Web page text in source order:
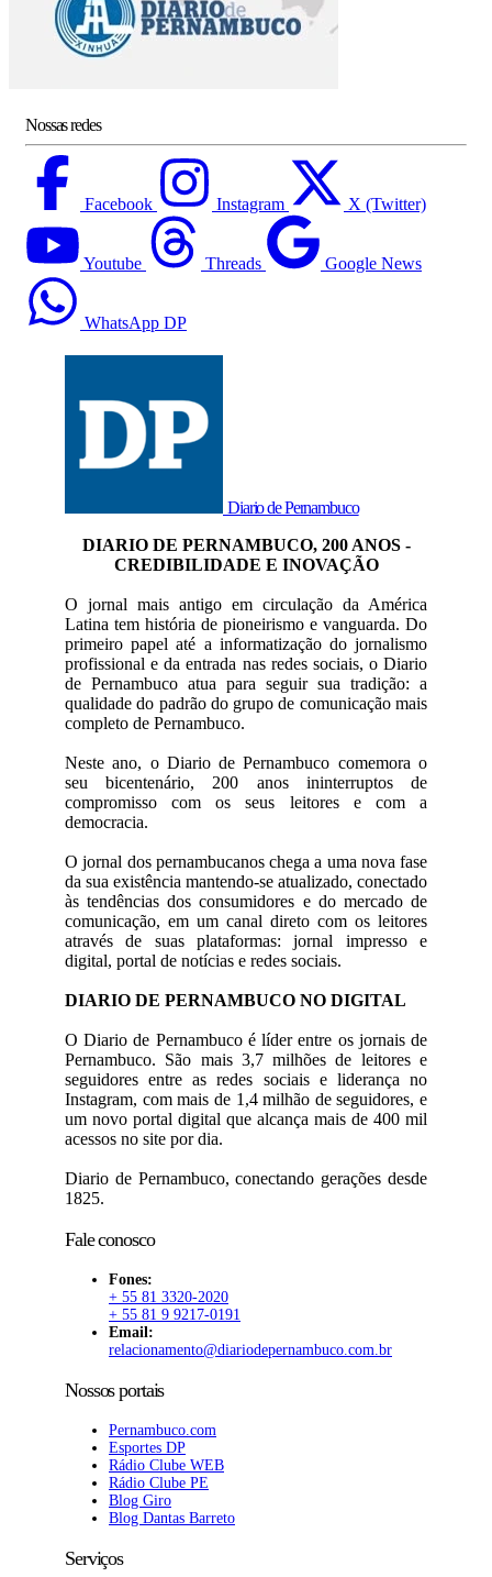
Nossas redes
Facebook Instagram X (Twitter)
Youtube Threads Google News
WhatsApp DP
Diario de Pernambuco
DIARIO DE PERNAMBUCO, 200 ANOS -
CREDIBILIDADE E INOVAÇÃO
O jornal mais antigo em circulação da América
Latina tem história de pioneirismo e vanguarda. Do
primeiro papel até a informatização do jornalismo
profissional e da entrada nas redes sociais, o Diario
de Pernambuco atua para seguir sua tradição: a
qualidade do padrão do grupo de comunicação mais
completo de Pernambuco.
Neste ano, o Diario de Pernambuco comemora o
seu bicentenário, 200 anos ininterruptos de
compromisso com os seus leitores e com a
democracia.
O jornal dos pernambucanos chega a uma nova fase
da sua existência mantendo-se atualizado, conectado
às tendências dos consumidores e do mercado de
comunicação, em um canal direto com os leitores
através de suas plataformas: jornal impresso e
digital, portal de notícias e redes sociais.
DIARIO DE PERNAMBUCO NO DIGITAL
O Diario de Pernambuco é líder entre os jornais de
Pernambuco. São mais 3,7 milhões de leitores e
seguidores entre as redes sociais e liderança no
Instagram, com mais de 1,4 milhão de seguidores, e
um novo portal digital que alcança mais de 400 mil
acessos no site por dia.
Diario de Pernambuco, conectando gerações desde
1825.
Fale conosco
Fones:
+ 55 81 3320-2020
+ 55 81 9 9217-0191
Email:
relacionamento@diariodepernambuco.com.br
Nossos portais
Pernambuco.com
Esportes DP
Rádio Clube WEB
Rádio Clube PE
Blog Giro
Blog Dantas Barreto
Serviços